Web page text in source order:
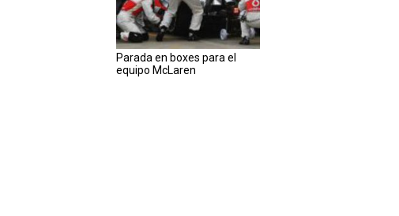
Parada en boxes para el
equipo McLaren